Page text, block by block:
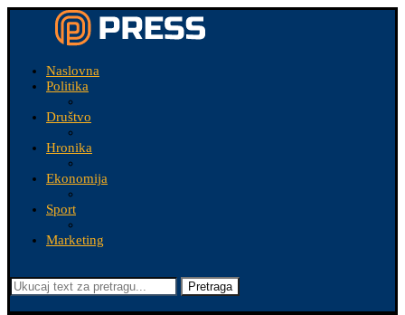
Naslovna
Politika
Društvo
Hronika
Ekonomija
Sport
Marketing
Pretraga